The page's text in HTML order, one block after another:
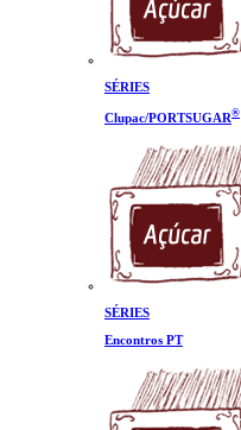
SÉRIES
Clupac/PORTSUGAR®
SÉRIES
Encontros PT